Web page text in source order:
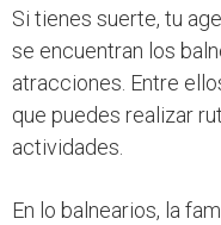
Si tienes suerte, tu
se encuentran los
atracciones. Entre
que puedes realizar
actividades.
En lo balnearios, la